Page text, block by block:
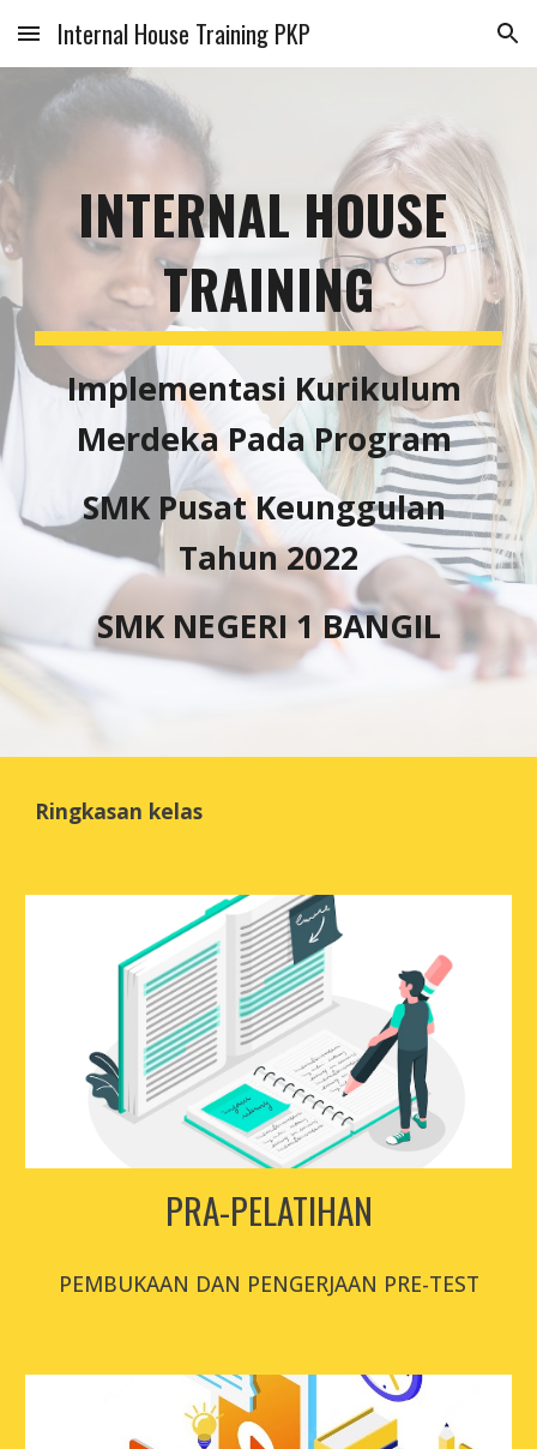
Skip to main content Skip to navigation
Internal House Training PKP
INTERNAL HOUSE
TRAINING
Implementasi Kurikulum
Merdeka Pada Program
SMK Pusat Keunggulan
Tahun 2022
SMK NEGERI 1 BANGIL
Ringkasan kelas
PRA-PELATIHAN
PEMBUKAAN DAN PENGERJAAN PRE-TEST